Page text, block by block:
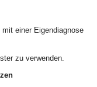
einer Eigendiagnose
zu verwenden.